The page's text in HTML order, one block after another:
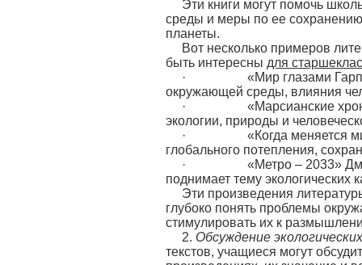
Эти книги могут помочь
среды и меры по ее сохранению,
планеты.
Вот несколько примеров
быть интересны для
· «Мир глазами Гарпа»
окружающей среды, влияния
· «Марсианские хроники»
экологии, природы и
· «Когда меняется мир»
глобального потепления,
· «Метро – 2033»
поднимает тему
Эти произведения
глубоко понять проблемы
стимулировать их к
2. Обсуждение
текстов, учащиеся могут